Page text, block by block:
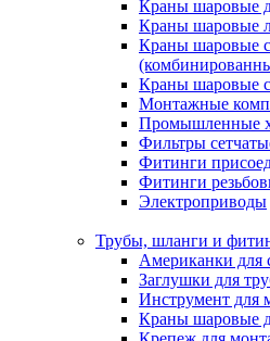
Краны шаровые
Краны шаровые
Краны шаровые
Краны шаровые
Монтажные
Промышленные
Фильтры
Фитинги
Фитинги
Электроприводы
Трубы, шланги и
Американки для
Заглушки для
Инструмент для
Краны шаровые